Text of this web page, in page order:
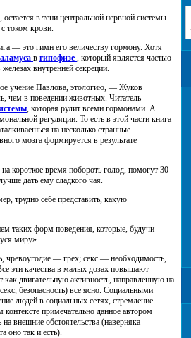
в тени центральной нервной системы.
током крови.
— это гимн его величеству гормону. Хотя
в гипофизе , который является частью
внутренней секреции.
учение Павлова, этологию, — Жуков
чем в поведении животных. Читатель
, которая рулит всеми гормонами. А
регуляции. То есть в этой части книга
на несколько странные
мозга формируется в результате
короткое время побороть голод, помогут 30
дать ему сладкого чая.
трудно себе представить, какую
таких форм поведения, которые, будучи
миру».
чревоугодие — грех; секс — необходимость,
эти качества в малых дозах повышают
двигательную активность, направленную на
безопасность) все ясно. Социальными
людей в социальных сетях, стремление
примечательно данное автором
внешние обстоятельства (наверняка
оно так и есть).